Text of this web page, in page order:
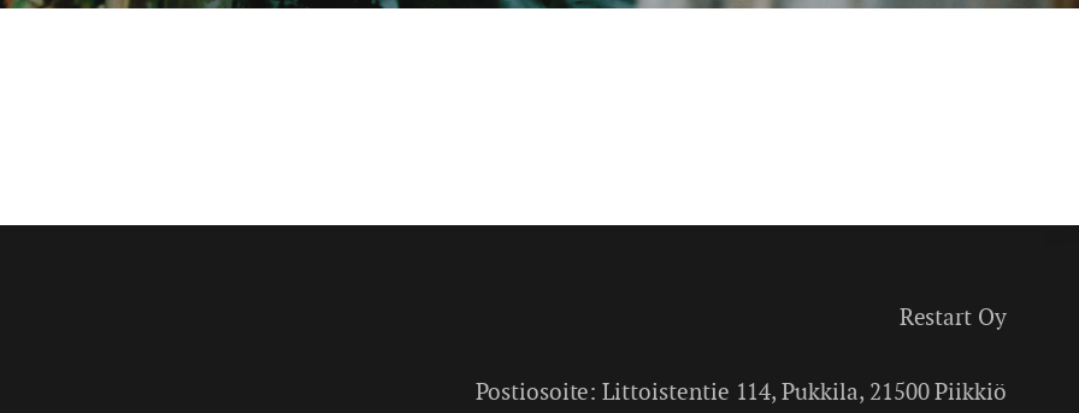
Restart Oy
Postiosoite: Littoistentie 114, Pukkila, 21500 Piikkiö